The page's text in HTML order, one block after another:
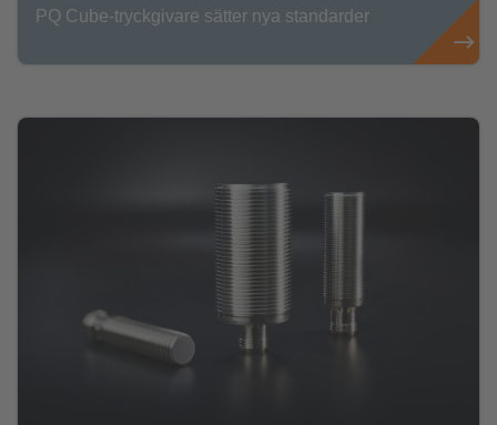
PQ Cube-tryckgivare sätter nya standarder